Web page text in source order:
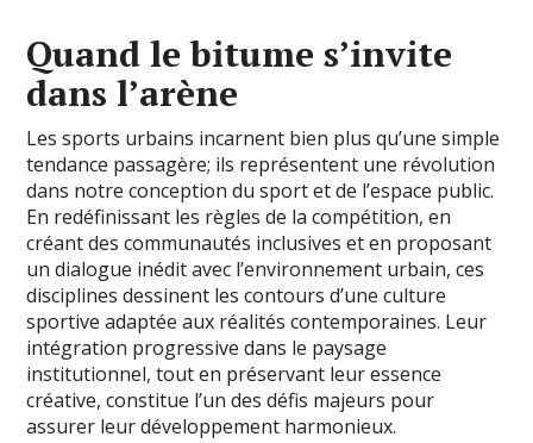
Quand le bitume s’invite
dans l’arène
Les sports urbains incarnent bien plus qu’une simple
tendance passagère; ils représentent une révolution
dans notre conception du sport et de l’espace public.
En redéfinissant les règles de la compétition, en
créant des communautés inclusives et en proposant
un dialogue inédit avec l’environnement urbain, ces
disciplines dessinent les contours d’une culture
sportive adaptée aux réalités contemporaines. Leur
intégration progressive dans le paysage
institutionnel, tout en préservant leur essence
créative, constitue l’un des défis majeurs pour
assurer leur développement harmonieux.